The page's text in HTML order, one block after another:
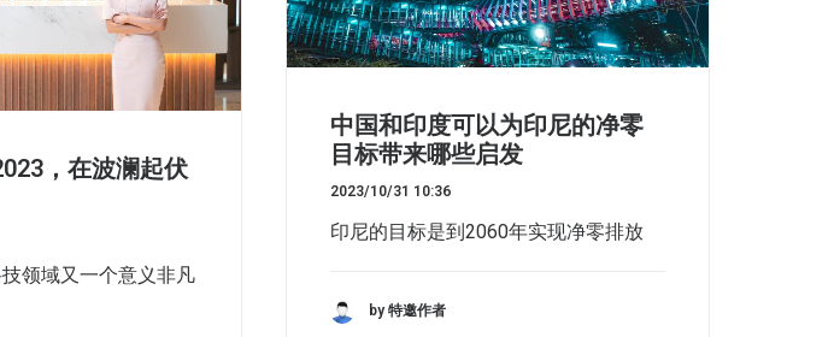
，在波澜起伏
领域又一个意义非凡
中国和印度可以为印尼的净零
目标带来哪些启发
2023/10/31 10:36
印尼的目标是到2060年实现净零排放
by 特邀作者